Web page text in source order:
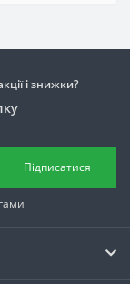
і знижки?
Підписатися